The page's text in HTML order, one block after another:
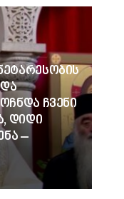
ჩვენი
დიდი
–